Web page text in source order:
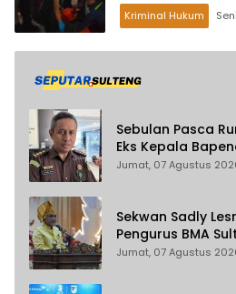
Kriminal Hukum
Sebulan Pasca
Eks Kepala
Tersangka
Jumat, 07 Agustus
Sekwan Sadly
Pengurus BMA
2031
Jumat, 07 Agustus